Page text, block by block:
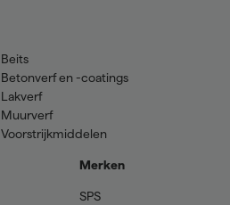
Beits
Betonverf en -coatings
Lakverf
Muurverf
Voorstrijkmiddelen
Merken
SPS